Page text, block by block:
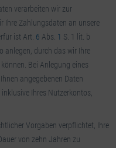
verarbeiten wir zur
Ihre Zahlungsdaten an unsere
ist Art. 6 Abs. 1 S. 1 lit. b
anlegen, durch das wir Ihre
Bei Anlegung eines
angegebenen Daten
Ihres Nutzerkontos,
Vorgaben verpflichtet, Ihre
von zehn Jahren zu